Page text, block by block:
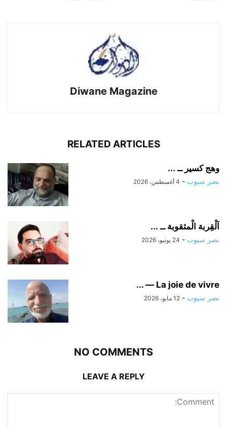
Diwane Magazine
RELATED ARTICLES
وهج كسير ــ ...
نصر سيوب - 4 أغسطس، 2026
اَلْقِربة الْمثقوبة ــ ...
نصر سيوب - 24 يونيو، 2026
La joie de vivre — ...
نصر سيوب - 12 مايو، 2026
NO COMMENTS
LEAVE A REPLY